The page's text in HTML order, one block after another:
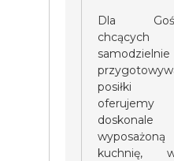
Dla
chcących
samodzielnie
posiłki
oferujemy
doskonale
wyposażoną
kuchnię,